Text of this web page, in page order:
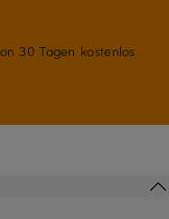
30 Tagen kostenlos